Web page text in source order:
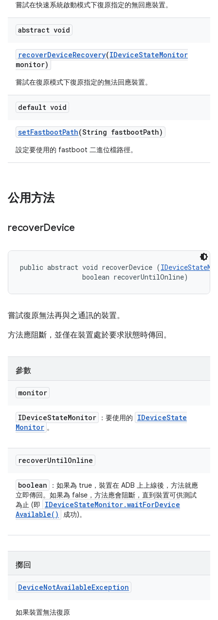
嘗試在快速系統啟動模式下復原指定的無回應裝置。
abstract void
recoverDeviceRecovery(IDeviceStateMonitor
monitor)
嘗試在復原模式下復原指定的無法回應裝置。
default void
setFastbootPath(String fastbootPath)
設定要使用的 fastboot 二進位檔路徑。
公用方法
recoverDevice
public abstract void recoverDevice (
                boolean recoverUntilOnline)
嘗試復原無法再與之通訊的裝置。
方法應阻斷，並僅在裝置處於要求狀態時傳回。
參數
monitor
IDeviceStateMonitor ：要使用的 IDeviceState
Monitor 。
recoverUntilOnline
boolean
：如果為 true，裝置在 ADB 上上線後，方法就應
立即傳回。如果為 false，方法應會阻斷，直到裝置可供測試
為止 (即
IDeviceStateMonitor.waitForDevice
Available( ) 成功)。
擲回
DeviceNotAvailableException
如果裝置無法復原